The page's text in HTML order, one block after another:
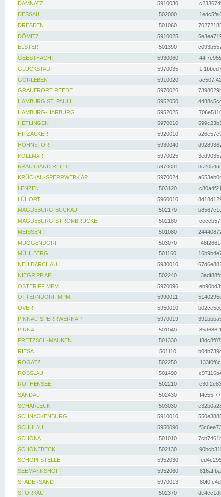
DAMNATZ
5910030
DESSAU
502000
DRESDEN
501060
DÖMITZ
5910025
ELSTER
501390
GEESTHACHT
5930060
GLÜCKSTADT
5970035
GORLEBEN
5910020
GRAUERORT REEDE
5970026
HAMBURG ST. PAULI
5952050
HAMBURG-HARBURG
5952025
HETLINGEN
5970010
HITZACKER
5920010
HOHNSTORF
5930040
KOLLMAR
5970025
KRAUTSAND REEDE
5970031
KRÜCKAU-SPERRWERK AP
5970024
LENZEN
503120
LÜHORT
5960010
MAGDEBURG-BUCKAU
502170
MAGDEBURG-STROMBRÜCKE
502180
MEISSEN
501080
MÜGGENDORF
503070
MÜHLBERG
501160
NEU DARCHAU
5930010
NIEGRIPP AP
502240
OSTERIFF MPM
5970096
OTTERNDORF MPM
5990011
OVER
5950010
PINNAU-SPERRWERK AP
5970019
PIRNA
501040
PRETZSCH-MAUKEN
501330
RIESA
501110
ROGÄTZ
502250
ROSSLAU
501490
ROTHENSEE
502210
SANDAU
502430
SCHARLEUK
503030
SCHNACKENBURG
5910010
SCHULAU
5950090
SCHÖNA
501010
SCHÖNEBECK
502130
SCHÖPFSTELLE
5952030
SEEMANNSHÖFT
5952060
STADERSAND
5970013
STORKAU
502370